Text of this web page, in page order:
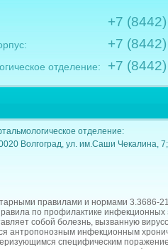
+7 (8442)
+7 (8442)
отделение: +7 (8442)
отделение:
Волгоград, ул. им.Саши Чекалина, 7;
правилами и нормами 3.3686-
по профилактике инфекционных
собой болезнь, вызванную
антропонозным инфекционным
специфическим